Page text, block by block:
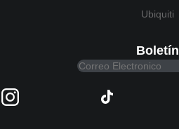
Ubiquiti
Boletín